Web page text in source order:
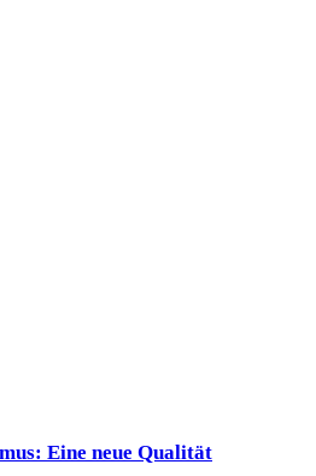
Eine neue Qualität